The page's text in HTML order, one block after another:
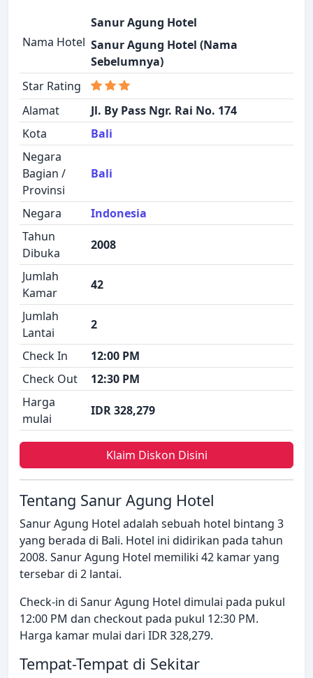
Nama Hotel
Sanur Agung Hotel
Sanur Agung Hotel (Nama
Sebelumnya)
Star Rating
Alamat
Jl. By Pass Ngr. Rai No. 174
Kota
Bali
Negara
Bagian /
Provinsi
Bali
Negara
Indonesia
Tahun
Dibuka
2008
Jumlah
Kamar
42
Jumlah
Lantai
2
Check In
12:00 PM
Check Out
12:30 PM
Harga
mulai
IDR 328,279
Klaim Diskon Disini
Tentang Sanur Agung Hotel
Sanur Agung Hotel adalah sebuah hotel bintang 3
yang berada di Bali. Hotel ini didirikan pada tahun
2008. Sanur Agung Hotel memiliki 42 kamar yang
tersebar di 2 lantai.
Check-in di Sanur Agung Hotel dimulai pada pukul
12:00 PM dan checkout pada pukul 12:30 PM.
Harga kamar mulai dari IDR 328,279.
Tempat-Tempat di Sekitar